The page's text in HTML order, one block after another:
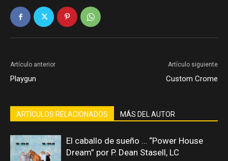
Artículo anterior
Playgun
Artículo siguiente
Custom Crome
ARTÍCULOS RELACIONADOS MÁS DEL AUTOR
El caballo de sueño … “Power House
Dream” por P. Dean Stasell, LC